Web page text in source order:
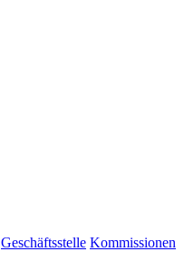
Geschäftsstelle Kommissionen